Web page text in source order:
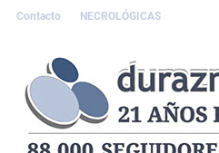
Contacto NECROLÓGICAS